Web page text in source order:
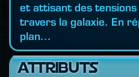
et attisant des
travers la galaxie. En
plan...
ATTRIBUTS